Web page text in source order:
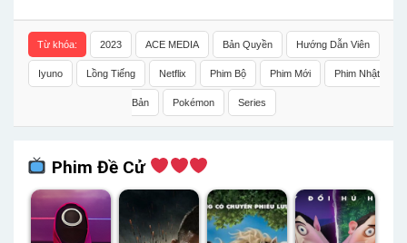
Từ khóa: 2023 ACE MEDIA Bản Quyền Hướng Dẫn Viên
Iyuno Lồng Tiếng Netflix Phim Bộ Phim Mới Phim Nhật
Bản Pokémon Series
Phim Đề Cử